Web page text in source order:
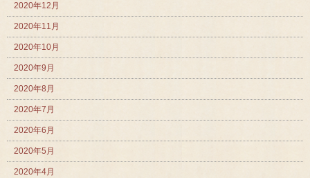
2020年12月
2020年11月
2020年10月
2020年9月
2020年8月
2020年7月
2020年6月
2020年5月
2020年4月